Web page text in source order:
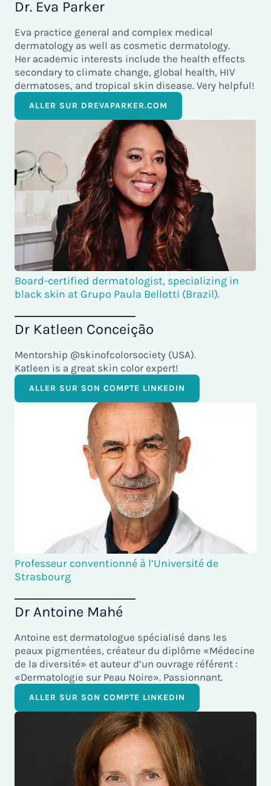
Dr. Eva Parker
Eva practice general and complex medical
dermatology as well as cosmetic dermatology.
Her academic interests include the health effects
secondary to climate change, global health, HIV
dermatoses, and tropical skin disease. Very helpful!
ALLER SUR DREVAPARKER.COM
Board-certified dermatologist, specializing in
black skin at Grupo Paula Bellotti (Brazil).
Dr Katleen Conceição
Mentorship @skinofcolorsociety (USA).
Katleen is a great skin color expert!
ALLER SUR SON COMPTE LINKEDIN
Professeur conventionné à l’Université de
Strasbourg
Dr Antoine Mahé
Antoine est dermatologue spécialisé dans les
peaux pigmentées, créateur du diplôme «Médecine
de la diversité» et auteur d’un ouvrage référent :
«Dermatologie sur Peau Noire». Passionnant.
ALLER SUR SON COMPTE LINKEDIN